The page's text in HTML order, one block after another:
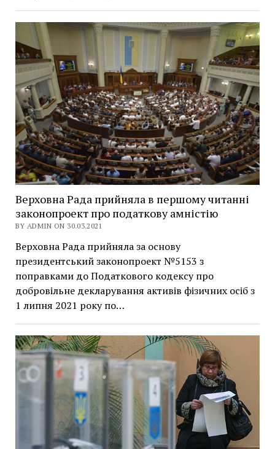
Верховна Рада прийняла в першому читанні
законопроект про податкову амністію
BY ADMIN ON 30.03.2021
Верховна Рада прийняла за основу
президентський законопроект №5153 з
поправками до Податкового кодексу про
добровільне декларування активів фізичних осіб з
1 липня 2021 року по…